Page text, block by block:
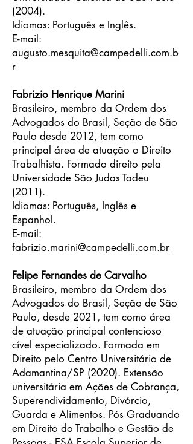
(2004).
Idiomas: Português e Inglês.
E-mail:
augusto.mesquita@campedelli.com.b
r
Fabrizio Henrique Marini
Brasileiro, membro da Ordem dos
Advogados do Brasil, Seção de São
Paulo desde 2012, tem como
principal área de atuação o Direito
Trabalhista. Formado direito pela
Universidade São Judas Tadeu
(2011).
Idiomas: Português, Inglês e
Espanhol.
E-mail:
fabrizio.marini@campedelli.com.br
Felipe Fernandes de Carvalho
Brasileiro, membro da Ordem dos
Advogados do Brasil, Seção de São
Paulo, desde 2021, tem como área
de atuação principal contencioso
cível especializado. Formada em
Direito pelo Centro Universitário de
Adamantina/SP (2020). Extensão
universitária em Ações de Cobrança,
Superendividamento, Divórcio,
Guarda e Alimentos. Pós Graduando
em Direito do Trabalho e Gestão de